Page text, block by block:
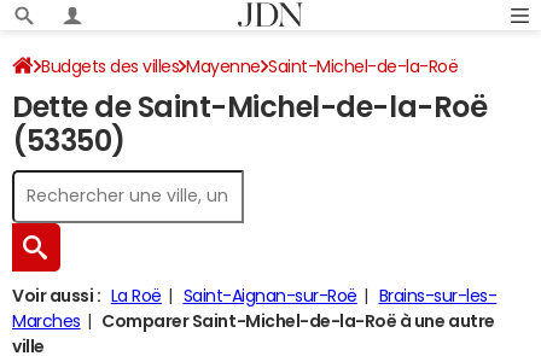
Budgets des villes Mayenne Saint-Michel-de-la-Roë
Dette au 31/12/2024
Dette de Saint-Michel-de-la-Roë
(53350)
Voir aussi : La Roë Saint-Aignan-sur-Roë
Brains-sur-les-
Marches
Comparer Saint-Michel-de-la-Roë à une autre
ville